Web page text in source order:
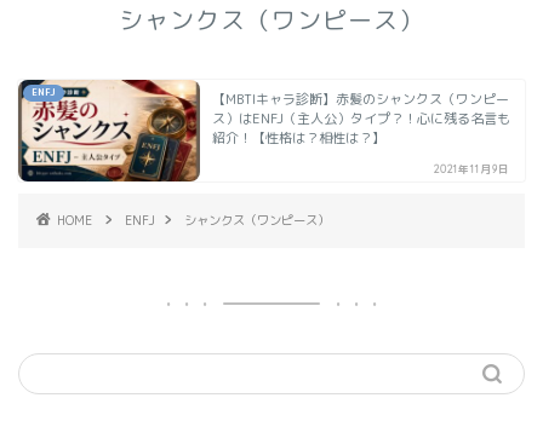
シャンクス（ワンピース）
ENFJ
【MBTIキャラ診断】赤髪のシャンクス（ワンピー
ス）はENFJ（主人公）タイプ？！心に残る名言も
紹介！【性格は？相性は？】
2021年11月9日
HOME ENFJ シャンクス（ワンピース）